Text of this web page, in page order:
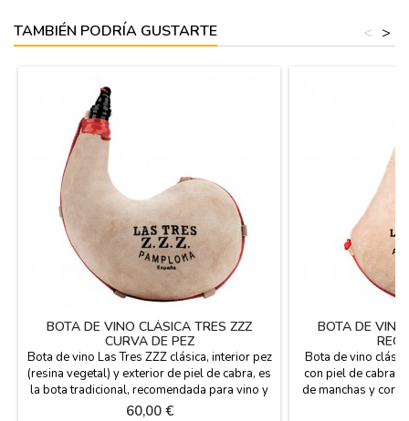
TAMBIÉN PODRÍA GUSTARTE >
<
BOTA DE VINO CLÁSICA TRES ZZZ
CURVA DE PEZ
Bota de vino Las Tres ZZZ clásica, interior pez
(resina vegetal) y exterior de piel de cabra, es
la bota tradicional, recomendada para vino y
licores hasta 30º de alcohol. No apta para
Precio
60,00 €
BOTA DE
Bota de vino
con piel de cabra
de manchas y